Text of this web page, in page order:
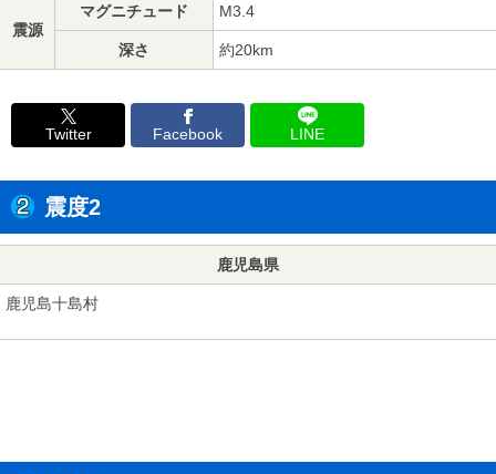
震源
マグニチュード M3.4
深さ 約20km
Twitter Facebook LINE
震度2
鹿児島県
鹿児島十島村